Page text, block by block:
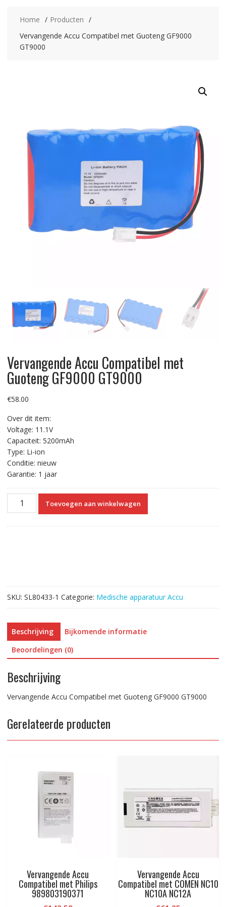
Home
Producten
Vervangende Accu Compatibel met Guoteng GF9000
GT9000
Vervangende Accu Compatibel met
Guoteng GF9000 GT9000
€58.00
Over dit item:
Voltage: 11.1V
Capaciteit: 5200mAh
Type: Li-ion
Conditie: nieuw
Garantie: 1 jaar
Vervangende
Accu
Toevoegen aan winkelwagen
SKU: SL80433-1 Categorie: Medische apparatuur Accu
Beschrijving
Bijkomende informatie
Beoordelingen (0)
Beschrijving
Vervangende Accu Compatibel met Guoteng GF9000 GT9000
Gerelateerde producten
Vervangende Accu
Compatibel met Philips
989803190371
Vervangende Accu
Compatibel met COMEN NC10
NC10A NC12A